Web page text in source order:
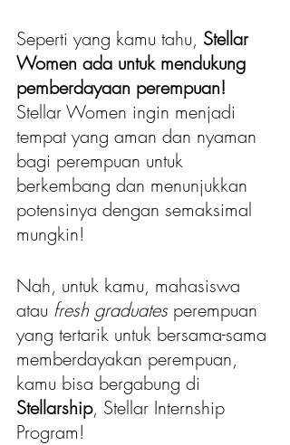
Seperti yang kamu tahu, Stellar
Women ada untuk mendukung
pemberdayaan perempuan!
Stellar Women ingin menjadi
tempat yang aman dan nyaman
bagi perempuan untuk
berkembang dan menunjukkan
potensinya dengan semaksimal
mungkin!
Nah, untuk kamu, mahasiswa
atau fresh graduates perempuan
yang tertarik untuk bersama-sama
memberdayakan perempuan,
kamu bisa bergabung di
Stellarship, Stellar Internship
Program!